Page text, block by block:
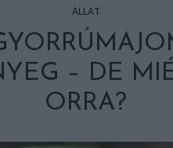
ÁLLAT
– DE
ORRA?